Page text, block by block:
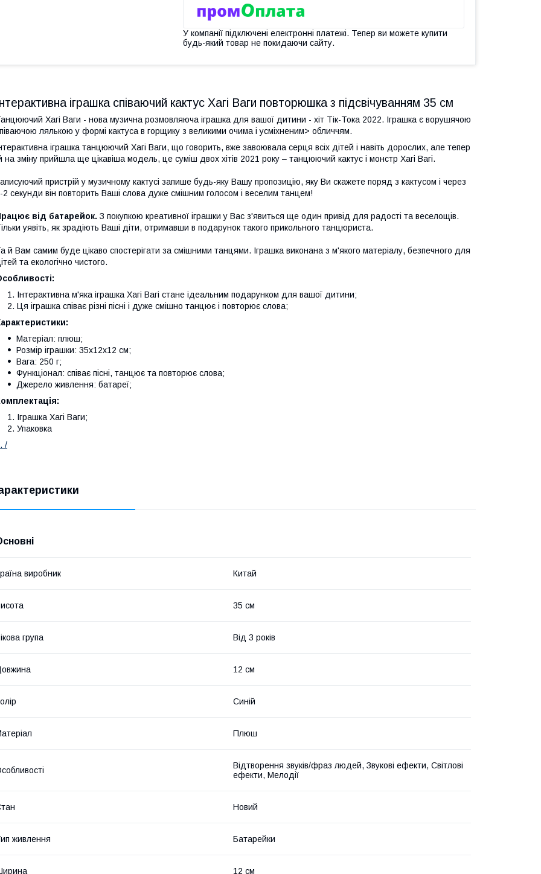
У компанії підключені електронні платежі. Тепер ви можете купити
будь-який товар не покидаючи сайту.
іграшка співаючий кактус Хагі Ваги повторюшка з підсвічуванням 35 см
Хагі Ваги - нова музична розмовляюча іграшка для вашої дитини - хіт Тік-Тока 2022. Іграшка є ворушячою
лялькою у формі кактуса в горщику з великими очима і усміхненим> обличчям.
іграшка танцюючий Хагі Ваги, що говорить, вже завоювала серця всіх дітей і навіть дорослих, але тепер
на зміну прийшла ще цікавіша модель, це суміш двох хітів 2021 року – танцюючий кактус і монстр Хагі Вагі.
пристрій у музичному кактусі запише будь-яку Вашу пропозицію, яку Ви скажете поряд з кактусом і через
2 секунди він повторить Ваші слова дуже смішним голосом і веселим танцем!
від батарейок. З покупкою креативної іграшки у Вас з'явиться ще один привід для радості та веселощів.
уявіть, як зрадіють Ваші діти, отримавши в подарунок такого прикольного танцюриста.
й Вам самим буде цікаво спостерігати за смішними танцями. Іграшка виконана з м'якого матеріалу, безпечного для
та екологічно чистого.
Інтерактивна м'яка іграшка Хагі Вагі стане ідеальним подарунком для вашої дитини;
Ця іграшка співає різні пісні і дуже смішно танцює і повторює слова;
Матеріал: плюш;
Розмір іграшки: 35х12х12 см;
Вага: 250 г;
Функціонал: співає пісні, танцює та повторює слова;
Джерело живлення: батареї;
Іграшка Хагі Ваги;
Упаковка
/
виробник Китай
35 см
група Від 3 років
12 см
Синій
Плюш
Відтворення звуків/фраз людей, Звукові ефекти, Світлові
ефекти, Мелодії
Новий
живлення Батарейки
12 см